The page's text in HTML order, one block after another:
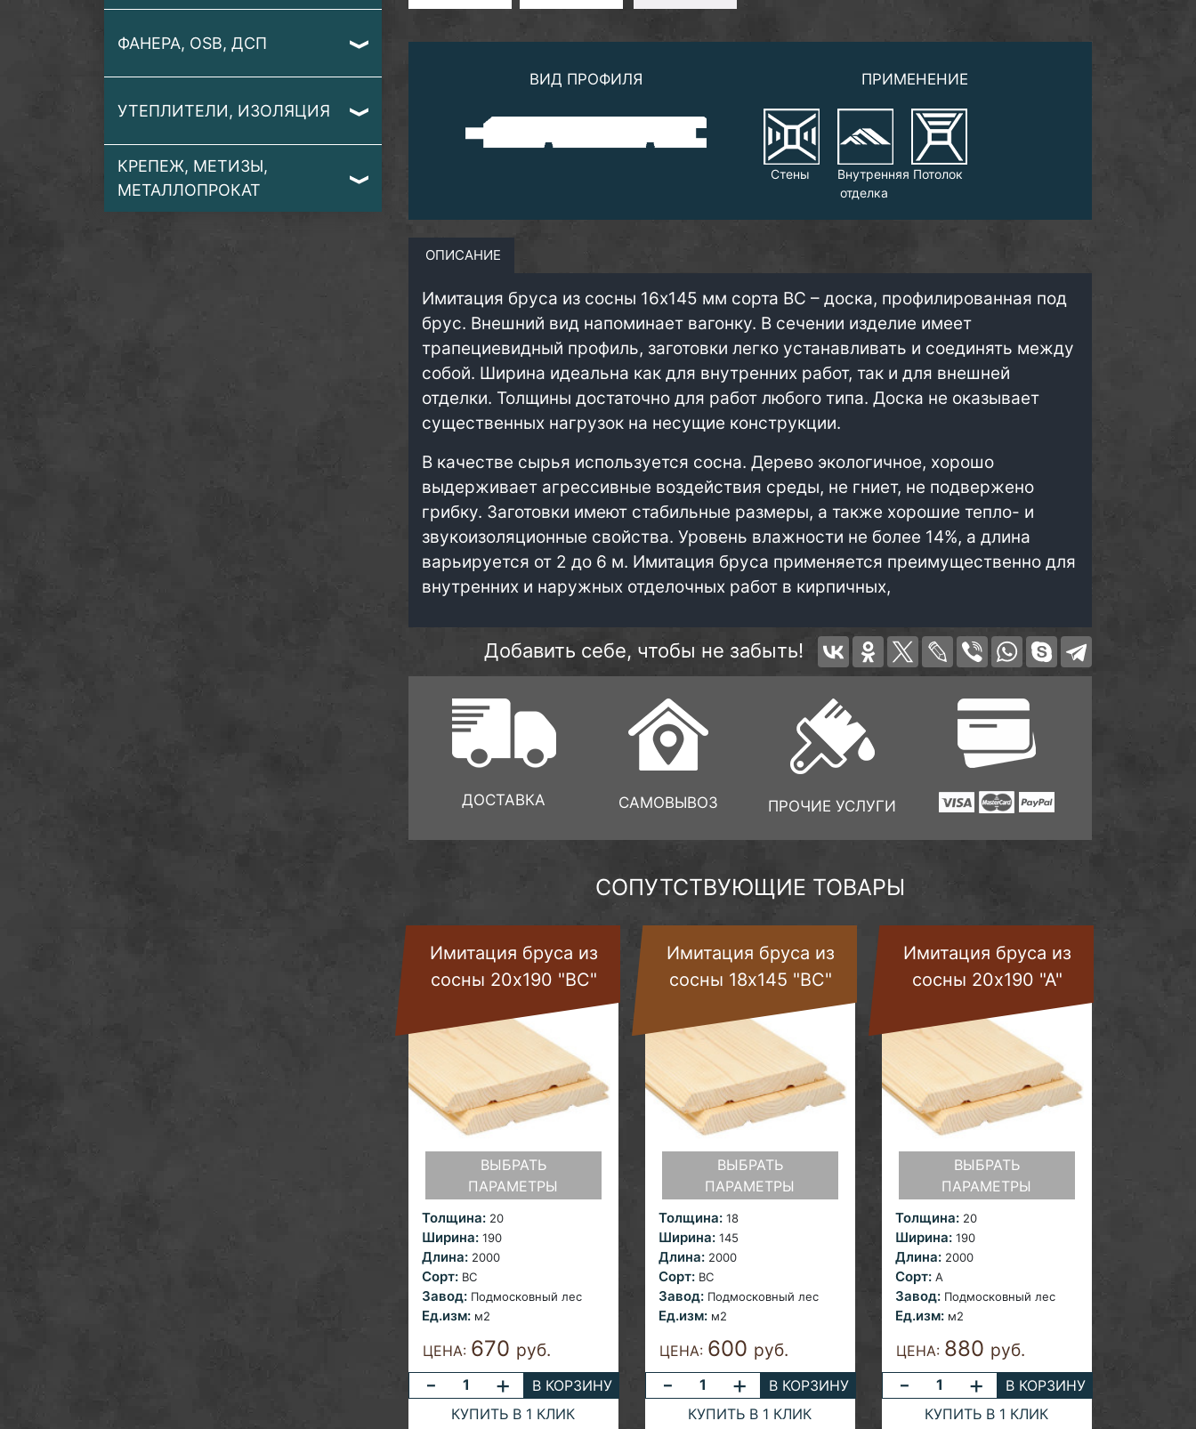
ФАНЕРА, OSB, ДСП
УТЕПЛИТЕЛИ, ИЗОЛЯЦИЯ
КРЕПЕЖ, МЕТИЗЫ,
МЕТАЛЛОПРОКАТ
ВИД ПРОФИЛЯ ПРИМЕНЕНИЕ
Стены
Внутренняя
отделка
Потолок
ОПИСАНИЕ
Имитация бруса из сосны 16х145 мм сорта ВС – доска, профилированная под
брус. Внешний вид напоминает вагонку. В сечении изделие имеет
трапециевидный профиль, заготовки легко устанавливать и соединять между
собой. Ширина идеальна как для внутренних работ, так и для внешней
отделки. Толщины достаточно для работ любого типа. Доска не оказывает
существенных нагрузок на несущие конструкции.
В качестве сырья используется сосна. Дерево экологичное, хорошо
выдерживает агрессивные воздействия среды, не гниет, не подвержено
грибку. Заготовки имеют стабильные размеры, а также хорошие тепло- и
звукоизоляционные свойства. Уровень влажности не более 14%, а длина
варьируется от 2 до 6 м. Имитация бруса применяется преимущественно для
внутренних и наружных отделочных работ в кирпичных,
Добавить себе, чтобы не забыть!
ДОСТАВКА САМОВЫВОЗ ПРОЧИЕ УСЛУГИ
СОПУТСТВУЮЩИЕ ТОВАРЫ
Имитация бруса из
сосны 20х190 "ВС"
ВЫБРАТЬ
ПАРАМЕТРЫ
Толщина: 20
Ширина: 190
Длина: 2000
Сорт: ВС
Завод: Подмосковный лес
Ед.изм: м2
ЦЕНА: 670 руб.
- +
В КОРЗИНУ
КУПИТЬ В 1 КЛИК
Имитация бруса из
сосны 18х145 "ВС"
ВЫБРАТЬ
ПАРАМЕТРЫ
Толщина: 18
Ширина: 145
Длина: 2000
Сорт: ВС
Завод: Подмосковный лес
Ед.изм: м2
ЦЕНА: 600 руб.
- +
В КОРЗИНУ
КУПИТЬ В 1 КЛИК
Имитация бруса из
сосны 20х190 "А"
ВЫБРАТЬ
ПАРАМЕТРЫ
Толщина: 20
Ширина: 190
Длина: 2000
Сорт: A
Завод: Подмосковный лес
Ед.изм: м2
ЦЕНА: 880 руб.
- +
В КОРЗИНУ
КУПИТЬ В 1 КЛИК